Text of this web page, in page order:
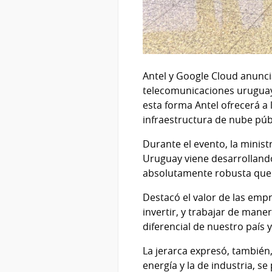
Antel y Google Cloud
telecomunicaciones
esta forma Antel ofrecerá
infraestructura de nube
Durante el evento, la
Uruguay viene
absolutamente robusta
Destacó el valor de las
invertir, y trabajar de
diferencial de nuestro país
La jerarca expresó,
energía y la de industria,